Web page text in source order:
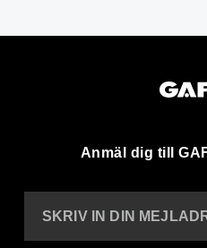
Anmäl dig till
SKRIV IN DIN